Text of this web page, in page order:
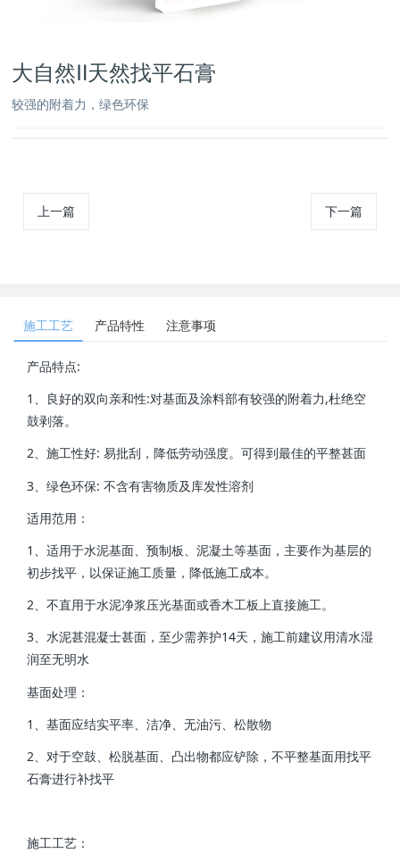
大自然Ⅱ天然找平石膏
较强的附着力，绿色环保
上一篇 下一篇
施工工艺 产品特性 注意事项
产品特点:
1、良好的双向亲和性:对基面及涂料部有较强的附着力,杜绝空
鼓剥落。
2、施工性好: 易批刮，降低劳动强度。可得到最佳的平整甚面
3、绿色环保: 不含有害物质及库发性溶剂
适用范用：
1、适用于水泥基面、预制板、泥凝土等基面，主要作为基层的
初步找平，以保证施工质量，降低施工成本。
2、不直用于水泥净浆压光基面或香木工板上直接施工。
3、水泥甚混凝士甚面，至少需养护14天，施工前建议用清水湿
润至无明水
基面处理：
1、基面应结实平率、洁净、无油污、松散物
2、对于空鼓、松脱基面、凸出物都应铲除，不平整基面用找平
石膏进行补找平
施工工艺：